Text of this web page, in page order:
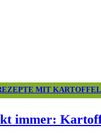
MIT
immer: